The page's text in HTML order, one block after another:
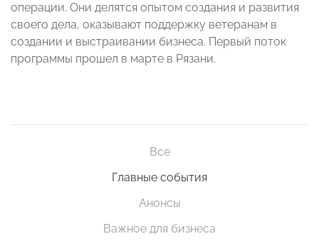
операции. Они делятся опытом создания и развития
своего дела, оказывают поддержку ветеранам в
создании и выстраивании бизнеса. Первый поток
программы прошел в марте в Рязани.
Все
Главные события
Анонсы
Важное для бизнеса